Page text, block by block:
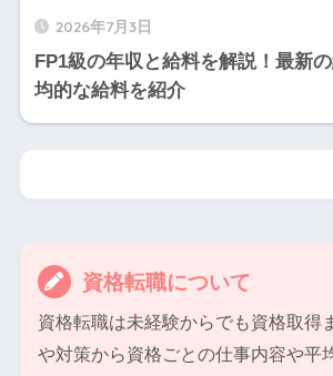
2026年7月3日
FP1級の年収と給料を解説！最新
均的な給料を紹介
資格転職について
資格転職は未経験からでも資格取得
や対策から資格ごとの仕事内容や平